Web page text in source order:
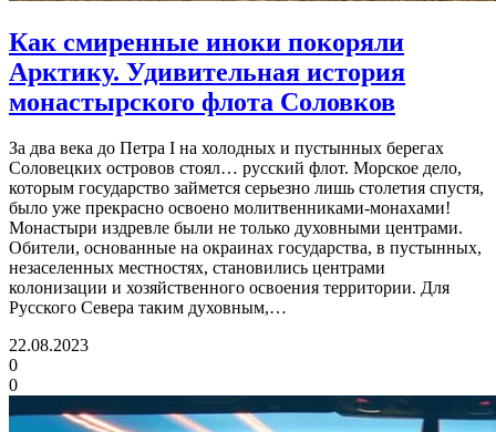
Как смиренные иноки покоряли
Арктику. Удивительная история
монастырского флота Соловков
За два века до Петра I на холодных и пустынных берегах
Соловецких островов стоял… русский флот. Морское дело,
которым государство займется серьезно лишь столетия спустя,
было уже прекрасно освоено молитвенниками-монахами!
Монастыри издревле были не только духовными центрами.
Обители, основанные на окраинах государства, в пустынных,
незаселенных местностях, становились центрами
колонизации и хозяйственного освоения территории. Для
Русского Севера таким духовным,…
22.08.2023
0
0